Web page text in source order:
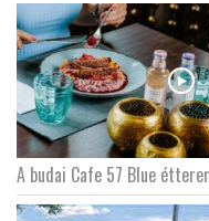
A budai Cafe 57 Blue